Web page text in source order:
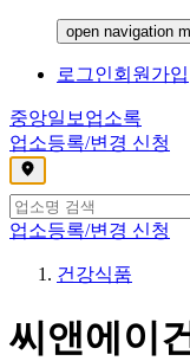
open navigation
로그인회원가입
중앙일보 업소록
업소등록/변경 신청
,
업소등록/변경 신청
건강식품
씨앤에이